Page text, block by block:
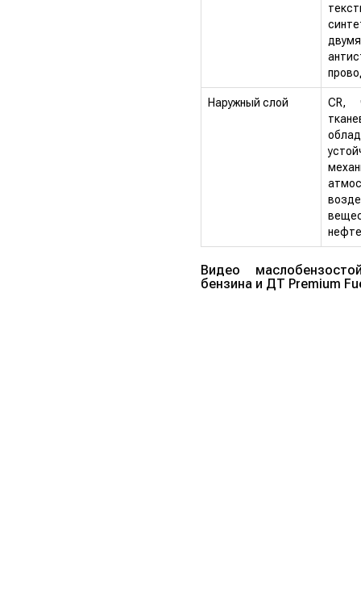
Наружный слой
CR,
Видео
бензина и ДТ Premium